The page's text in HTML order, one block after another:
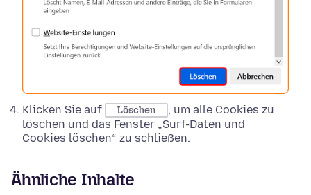
Klicken Sie auf Löschen
, um alle Cookies zu
löschen und das Fenster „Surf-Daten und
Cookies löschen“ zu schließen.
Ähnliche Inhalte